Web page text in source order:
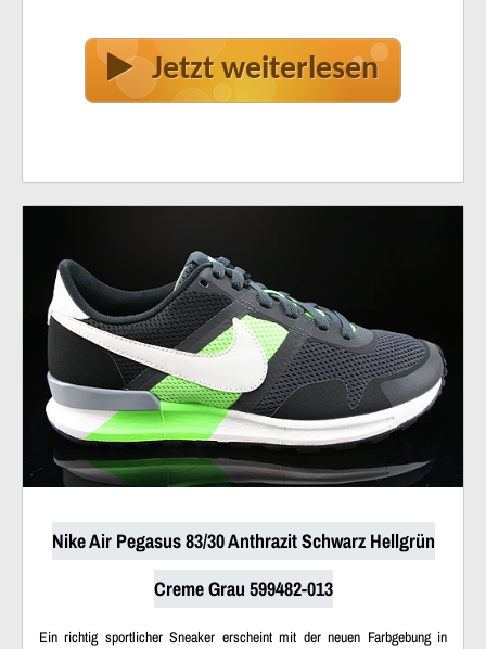
Jetzt weiterlesen
Nike Air Pegasus 83/30 Anthrazit Schwarz Hellgrün
Creme Grau 599482-013
Ein richtig sportlicher Sneaker erscheint mit der neuen Farbgebung in